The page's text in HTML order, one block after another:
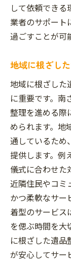
して依頼できる
業者のサポート
過ごすことが可
地域に根ざし
地域に根ざした
に重要です。南
整理を進める際
められます。地
通しているため
提供します。例
儀式に合わせた
近隣住民やコミ
かつ柔軟なサー
着型のサービス
を偲ぶ時間を大
に根ざした遺品
が安心してサー